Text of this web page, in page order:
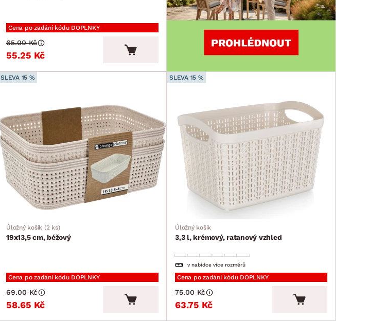
Cena po zadání kódu DOPLNKY
55.25 Kč
65.00 Kč
SLEVA 15 %
Úložný košík (2 ks)
19x13,5 cm, béžový
Cena po zadání kódu DOPLNKY
58.65 Kč
69.00 Kč
SLEVA 15 %
Úložný košík
3,3 l, krémový, ratanový vzhled
v nabídce více rozměrů
Cena po zadání kódu DOPLNKY
63.75 Kč
75.00 Kč